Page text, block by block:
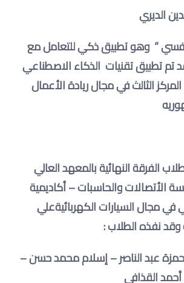
الديري
” وهو تطبيق ذكي للتعامل مع
تم تطبيق تقنيات الذكاء الاصطناعي
الثالث في مجال ريادة الأعمال
الفرقة النهائية بالمعهد العالي
الأتصالات والحاسبات – أكاديمية
في مجال السيارات الكهربائيةعلي
نفذه الطلاب:
عبد الناصر – إسلام محمد حسن –
القذافي